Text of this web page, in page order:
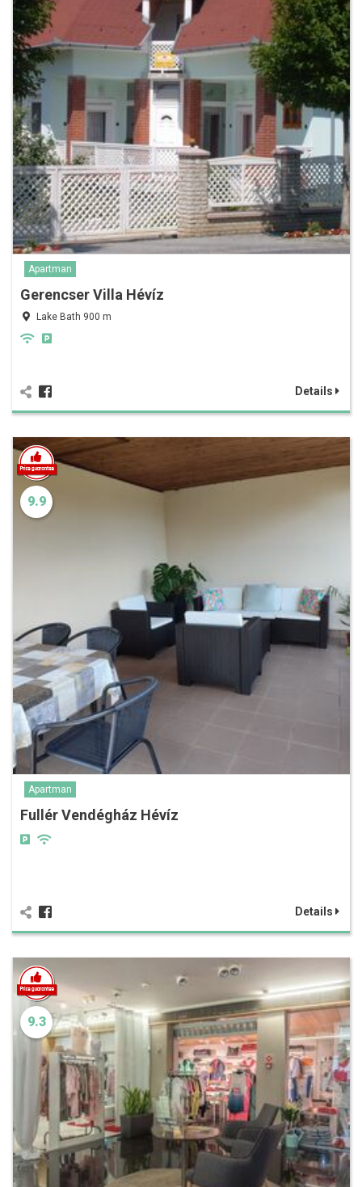
Apartman
Gerencser Villa Hévíz
Lake Bath 900 m
Details
9.9
Apartman
Fullér Vendégház Hévíz
Details
9.3